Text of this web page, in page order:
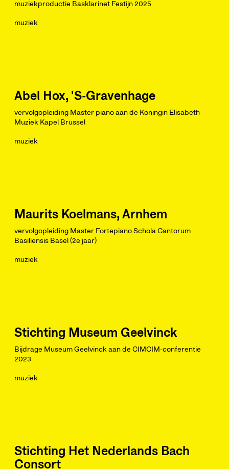
muziekproductie Basklarinet Festijn 2025
muziek
Abel Hox, 'S-Gravenhage
vervolgopleiding Master piano aan de Koningin Elisabeth
Muziek Kapel Brussel
muziek
Maurits Koelmans, Arnhem
vervolgopleiding Master Fortepiano Schola Cantorum
Basiliensis Basel (2e jaar)
muziek
Stichting Museum Geelvinck
Bijdrage Museum Geelvinck aan de CIMCIM-conferentie
2023
muziek
Stichting Het Nederlands Bach
Consort